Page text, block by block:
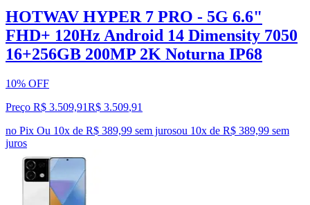
HOTWAV HYPER 7 PRO - 5G 6.6"
FHD+ 120Hz Android 14 Dimensity 7050
16+256GB 200MP 2K Noturna IP68
10% OFF
Preço R$ 3.509,91R$ 3.509,91
no Pix Ou 10x de R$ 389,99 sem jurosou 10x de R$ 389,99 sem
juros